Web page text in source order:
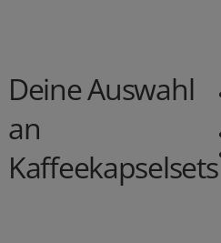
Deine Auswahl
an
Kaffeekapselsets